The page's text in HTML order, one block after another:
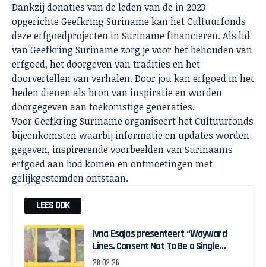
Dankzij donaties van de leden van de in 2023
opgerichte Geefkring Suriname kan het Cultuurfonds
deze erfgoedprojecten in Suriname financieren. Als lid
van Geefkring Suriname zorg je voor het behouden van
erfgoed, het doorgeven van tradities en het
doorvertellen van verhalen. Door jou kan erfgoed in het
heden dienen als bron van inspiratie en worden
doorgegeven aan toekomstige generaties.
Voor Geefkring Suriname organiseert het Cultuurfonds
bijeenkomsten waarbij informatie en updates worden
gegeven, inspirerende voorbeelden van Surinaams
erfgoed aan bod komen en ontmoetingen met
gelijkgestemden ontstaan.
LEES OOK
Ivna Esajas presenteert “Wayward
Lines. Consent Not To Be a Single
Being” in Stedelijk Museum
28-02-26